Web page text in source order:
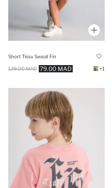
Short Tissu Sweat Fin
79.00 MAD
129.00 MAD +1